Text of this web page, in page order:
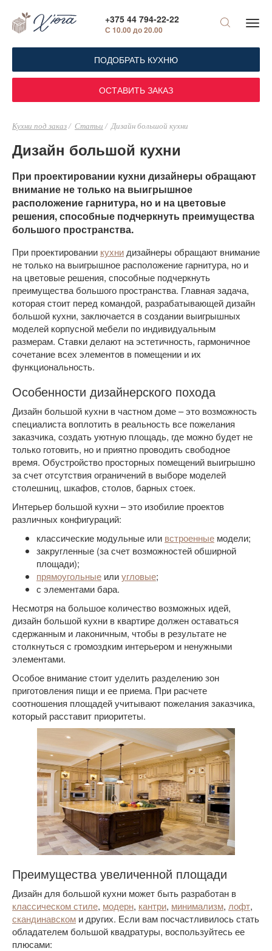
+375 44 794-22-22
С 10.00 до 20.00
ПОДОБРАТЬ КУХНЮ
ОСТАВИТЬ ЗАКАЗ
Кухни под заказ Статьи Дизайн большой кухни
Дизайн большой кухни
При проектировании кухни дизайнеры обращают
внимание не только на выигрышное
расположение гарнитура, но и на цветовые
решения, способные подчеркнуть преимущества
большого пространства.
При проектировании кухни дизайнеры обращают внимание
не только на выигрышное расположение гарнитура, но и
на цветовые решения, способные подчеркнуть
преимущества большого пространства. Главная задача,
которая стоит перед командой, разрабатывающей дизайн
большой кухни, заключается в создании выигрышных
моделей корпусной мебели по индивидуальным
размерам. Ставки делают на эстетичность, гармоничное
сочетание всех элементов в помещении и их
функциональность.
Особенности дизайнерского похода
Дизайн большой кухни в частном доме – это возможность
специалиста воплотить в реальность все пожелания
заказчика, создать уютную площадь, где можно будет не
только готовить, но и приятно проводить свободное
время. Обустройство просторных помещений выигрышно
за счет отсутствия ограничений в выборе моделей
столешниц, шкафов, столов, барных стоек.
Интерьер большой кухни – это изобилие проектов
различных конфигураций:
классические модульные или встроенные модели;
закругленные (за счет возможностей обширной
площади);
прямоугольные илиугловые;
с элементами бара.
Несмотря на большое количество возможных идей,
дизайн большой кухни в квартире должен оставаться
сдержанным и лаконичным, чтобы в результате не
столкнуться с громоздким интерьером и ненужными
элементами.
Особое внимание стоит уделить разделению зон
приготовления пищи и ее приема. При расчете
соотношения площадей учитывают пожелания заказчика,
который расставит приоритеты.
Преимущества увеличенной площади
Дизайн для большой кухни может быть разработан в
классическом стиле, модерн, кантри, минимализм, лофт,
скандинавском и других. Если вам посчастливилось стать
обладателем большой квадратуры, воспользуйтесь ее
плюсами: